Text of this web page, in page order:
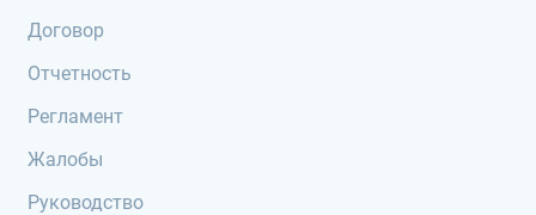
Договор
Отчетность
Регламент
Жалобы
Руководство